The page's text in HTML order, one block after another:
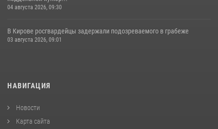
04 августа 2026, 09:30
В Кирове росгвардейцы задержали подозреваемого в грабеже
03 августа 2026, 09:01
НАВИГАЦИЯ
Новости
Карта сайта